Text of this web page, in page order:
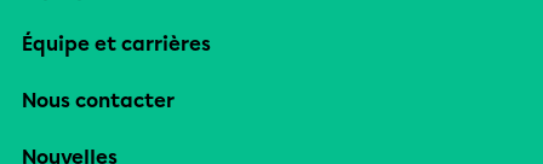
Équipe et carrières
Nous contacter
Nouvelles